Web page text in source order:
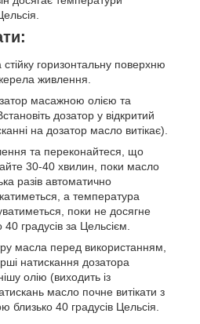
стійку горизонтальну поверхню
живлення.
масажною олією та
дозатор у відкритий
на дозатор масло витікає).
та переконайтеся, що
30-40 хвилин, поки масло
разів автоматично
а температура
поки не досягне
градусів за Цельсієм.
масла перед використанням,
натискання дозатора
олію (виходить із
масло почне витікати з
40 градусів Цельсія.